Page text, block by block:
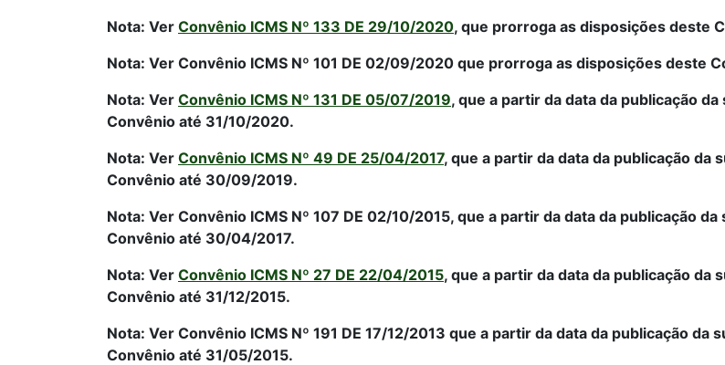
Nota: Ver Convênio ICMS Nº 133 DE 29/10/2020, que prorroga as disposições deste
Nota: Ver Convênio ICMS Nº 101 DE 02/09/2020 que prorroga as disposições deste
Nota: Ver Convênio ICMS Nº 131 DE 05/07/2019, que a partir da data da publicação
Convênio até 31/10/2020.
Nota: Ver Convênio ICMS Nº 49 DE 25/04/2017, que a partir da data da publicação da
Convênio até 30/09/2019.
Nota: Ver Convênio ICMS Nº 107 DE 02/10/2015, que a partir da data da publicação
Convênio até 30/04/2017.
Nota: Ver Convênio ICMS Nº 27 DE 22/04/2015, que a partir da data da publicação
Convênio até 31/12/2015.
Nota: Ver Convênio ICMS Nº 191 DE 17/12/2013 que a partir da data da publicação
Convênio até 31/05/2015.